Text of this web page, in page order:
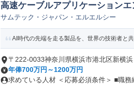
高速ケーブルアプリケーションエ
サムテック・ジャパン・エルエルシー
AI時代の先端を走る製品を、世界の技術者と共
〒222-0033神奈川県横浜市港北区新横浜
年俸700万円～1200万円
求めている人材 ＜応募必須条件＞ ■職務